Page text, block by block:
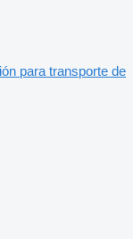
para transporte de